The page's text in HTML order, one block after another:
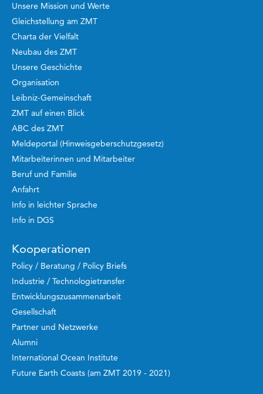
Unsere Mission und Werte
Gleichstellung am ZMT
Charta der Vielfalt
Neubau des ZMT
Unsere Geschichte
Organisation
Leibniz-Gemeinschaft
ZMT auf einen Blick
ABC des ZMT
Meldeportal (Hinweisgeberschutzgesetz)
Mitarbeiterinnen und Mitarbeiter
Beruf und Familie
Anfahrt
Info in leichter Sprache
Info in DGS
Kooperationen
Policy / Beratung / Policy Briefs
Industrie / Technologietransfer
Entwicklungszusammenarbeit
Gesellschaft
Partner und Netzwerke
Alumni
International Ocean Institute
Future Earth Coasts (am ZMT 2019 - 2021)